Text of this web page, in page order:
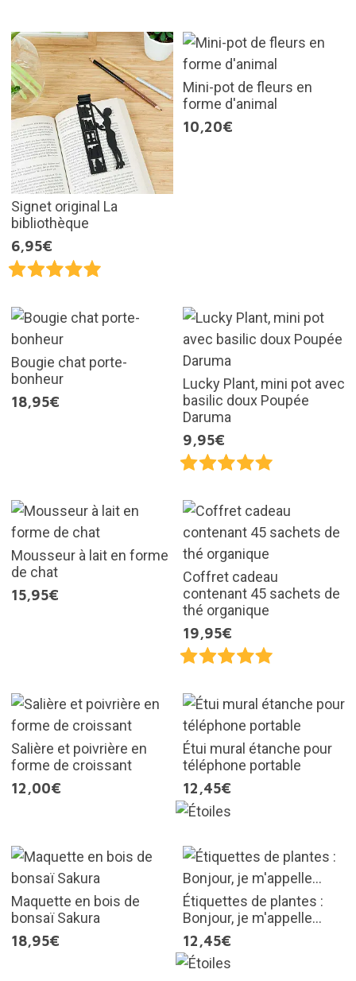
Signet original La
bibliothèque
6,95€
Mini-pot de fleurs en
forme d'animal
10,20€
Bougie chat porte-
bonheur
18,95€
Lucky Plant, mini pot avec
basilic doux Poupée
Daruma
9,95€
Mousseur à lait en forme
de chat
15,95€
Coffret cadeau
contenant 45 sachets de
thé organique
19,95€
Salière et poivrière en
forme de croissant
12,00€
Étui mural étanche pour
téléphone portable
12,45€
Maquette en bois de
bonsaï Sakura
18,95€
Étiquettes de plantes :
Bonjour, je m'appelle...
12,45€